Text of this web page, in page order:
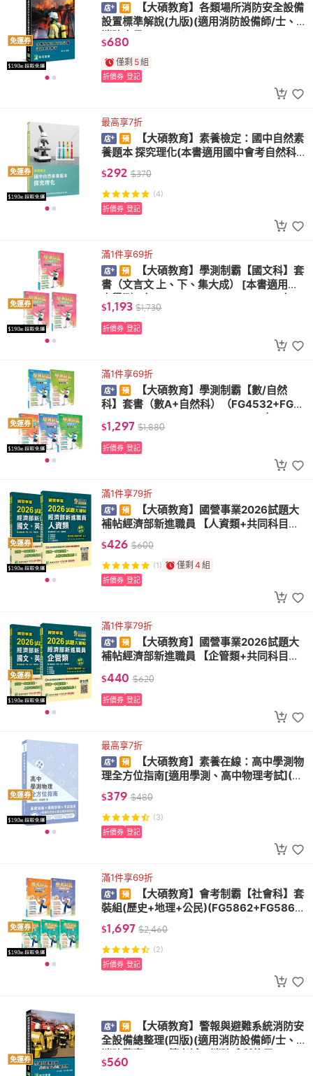
免運券
【大碩教育】各類場所消防安全設備
設置標準解說(九版)(適用消防設備師/士、
消防人員 LF1032)
$680
僅剩 5組
折價券 登記
免運券
最高享7折
【大碩教育】素養檢定：國中自然素
養題本 探究理化(本書適用國中會考自然科 F
G5501)
$292 $370
(4)
折價券 登記
免運券
滿1件享69折
【大碩教育】學測制霸【國文科】套
書（文言文 上、下、集大成） [本書適用高
$1,193 $1,730
折價券 登記
免運券
滿1件享69折
【大碩教育】學測制霸【數/自然
科】套書（數A+自然科）（FG4532+FG4
$1,297 $1,880
折價券 登記
免運券
滿1件享79折
【大碩教育】國營事業2026試題大
補帖經濟部新進職員 【人資類+共同科目】
(CR5107+CR5115)
$426 $600
(1) 僅剩 4 組
折價券 登記
免運券
滿1件享79折
【大碩教育】國營事業2026試題大
補帖經濟部新進職員 【企管類+共同科目】
$440 $620
折價券 登記
免運券
最高享7折
【大碩教育】素養在線：高中學測物
理全方位指南[適用學測、高中物理考試](FG
4812)
$379 $480
(3)
折價券 登記
免運券
滿1件享69折
【大碩教育】會考制霸【社會科】套
裝組(歷史+地理+公民)(FG5862+FG5863
+FG5864+FG5865+FG5861)
$1,697 $2,460
(2)
折價券 登記
免運券
【大碩教育】警報與避難系統消防安
全設備總整理(四版)(適用消防設備師/士、
63)
$560